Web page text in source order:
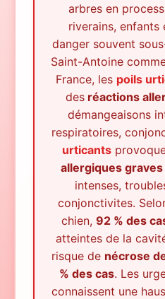
arbres en
riverains, enfants
danger souvent
Saint-Antoine
France, les poils
desréactions
démangeaisons
respiratoires,
urticants
allergiques graves
intenses,
conjonctivites.
chien, 92 % des
atteintes de la
risque de nécrose
% des cas. Les
connaissent une